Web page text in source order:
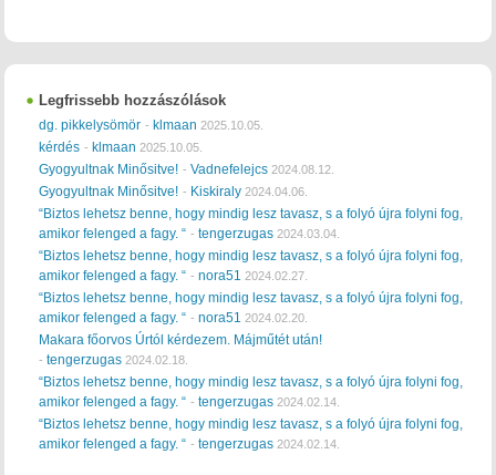
Legfrissebb hozzászólások
dg. pikkelysömör - klmaan 2025.10.05.
kérdés - klmaan 2025.10.05.
Gyogyultnak Minősitve! -Vadnefelejcs 2024.08.12.
Gyogyultnak Minősitve! - Kiskiraly 2024.04.06.
“Biztos lehetsz benne, hogy mindig lesz tavasz, s a folyó újra folyni fog,
amikor felenged a fagy. “ -tengerzugas 2024.03.04.
“Biztos lehetsz benne, hogy mindig lesz tavasz, s a folyó újra folyni fog,
amikor felenged a fagy. “ -nora51 2024.02.27.
“Biztos lehetsz benne, hogy mindig lesz tavasz, s a folyó újra folyni fog,
amikor felenged a fagy. “ -nora51 2024.02.20.
Makara főorvos Úrtól kérdezem. Májműtét után!
-tengerzugas 2024.02.18.
“Biztos lehetsz benne, hogy mindig lesz tavasz, s a folyó újra folyni fog,
amikor felenged a fagy. “ -tengerzugas 2024.02.14.
“Biztos lehetsz benne, hogy mindig lesz tavasz, s a folyó újra folyni fog,
amikor felenged a fagy. “ -tengerzugas 2024.02.14.